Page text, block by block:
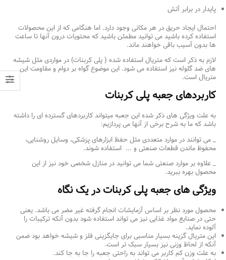
پایدار در برابر آتش
احتمال ایجاد حریق در هر مکانی وجود دارد. اما هنگامی که از این محصولات
استفاده کرده باشید می توانید مطمئن باشید که محتویات درون آنها تا ساعت
ها بدون آسیب باقی خواهند ماند.
لازم به ذکر است که متریال استفاده شده ( پلی کربنات) در مواردی مثل شیشه
های ضد گلوله نیز استفاده می شود. این موضوع گواه بر دوام و مقاومت این
متریال است.
کاربردهای جعبه پلی کربنات
به علت ویژگی های ذکر شده این جعبه میتواند کاربردهای گسترده ‌ای را داشته
باشد که ما به شرح برخی از آنها می پردازیم:
_ می توانند در موارد متعددی مثل حفظ ابزارهای پزشکی، وسایل روشنایی،
محفوظ ماندن قطعات صنعتی و ... استفاده شوند.
_ علاوه بر موارد صنعتی شما می توانید در منازل شخصی خود نیز از این
محصول بهره ببرید.
ویژگی های جعبه پلی کربنات در یک نگاه
محصول مورد نظر بر اساس آزمایشات انجام گرفته غیر مضر می باشد. یعنی
حتی در صنایع مواد غذایی نیز می تواند استفاده شود بدون آنکه ترکیبات را
آلوده نماید.
این متریال گزینه بسیار مناسبی برای جایگزینی فلز و شیشه خواهد بود ضمن
آنکه از لحاظ وزنی نیز بسیار سبک تر است.
به علت وزن کم کاربر می تواند به راحتی جعبه را جا به جا کند.